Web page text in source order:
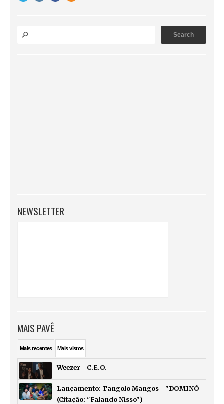
NEWSLETTER
MAIS PAVÊ
Maisrecentes Maisvistos
Weezer - C.E.O.
Lançamento: Tangolo Mangos - "DOMINÓ
(Citação: "Falando Nisso")